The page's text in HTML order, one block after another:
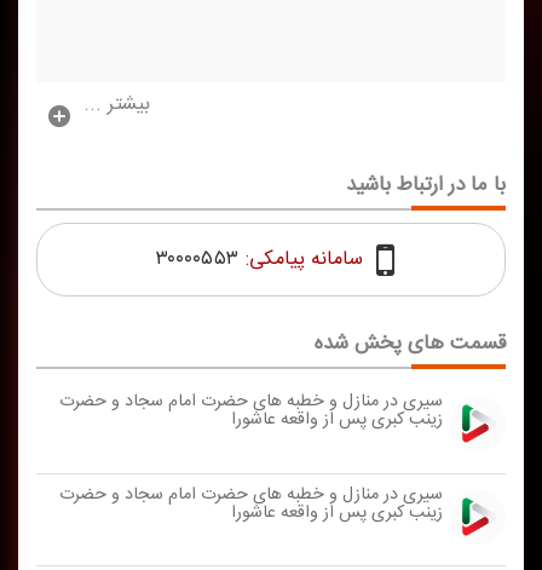
بیشتر ...
قسمت های پخش شده
سیری در منازل و خطبه های حضرت امام سجاد و حضرت
زینب كبری پس از واقعه عاشورا
سیری در منازل و خطبه های حضرت امام سجاد و حضرت
زینب كبری پس از واقعه عاشورا
با ما در ارتباط باشید
سامانه پیامکی: ۳۰۰۰۰۵۵۳